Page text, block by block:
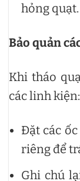
hỏng quạt.
Bảo quản
Khi tháo
các linh kiện:
Đặt các
riêng để
Ghi chú